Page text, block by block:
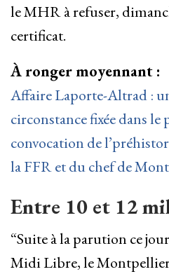
le MHR à refuser,
certificat.
À ronger moyennant :
Affaire Laporte-Altrad :
circonstance fixée dans le
convocation de
la FFR et du chef de
Entre 10 et 12
“Suite à la parution ce
Midi Libre, le